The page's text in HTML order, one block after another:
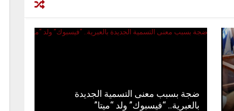
ضجة بسبب معنى التسمية الجديدة
بالعبرية.. “فيسبوك” ولد “ميتا”